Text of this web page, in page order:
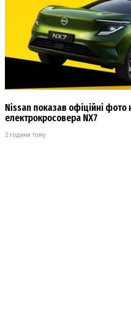
Nissan показав офіційні фото
електрокросовера NX7
2 години тому